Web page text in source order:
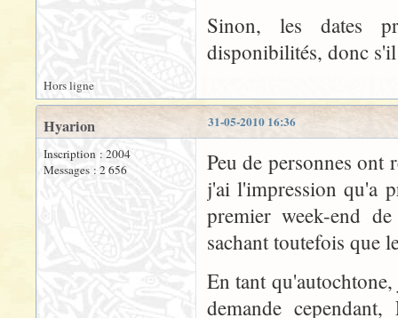
Sinon, les dates
disponibilités, donc
Hors ligne
31-05-2010 16:36
Hyarion
Inscription : 2004
Messages : 2 656
Peu de personnes ont
j'ai l'impression qu'a
premier week-end
sachant toutefois que
En tant
demande